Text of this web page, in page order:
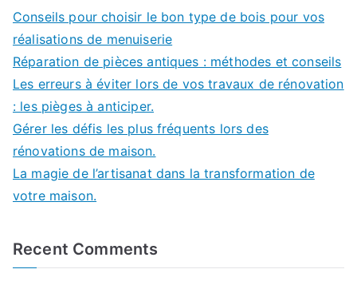
Conseils pour choisir le bon type de bois pour vos
réalisations de menuiserie
Réparation de pièces antiques : méthodes et conseils
Les erreurs à éviter lors de vos travaux de rénovation
: les pièges à anticiper.
Gérer les défis les plus fréquents lors des
rénovations de maison.
La magie de l’artisanat dans la transformation de
votre maison.
Recent Comments